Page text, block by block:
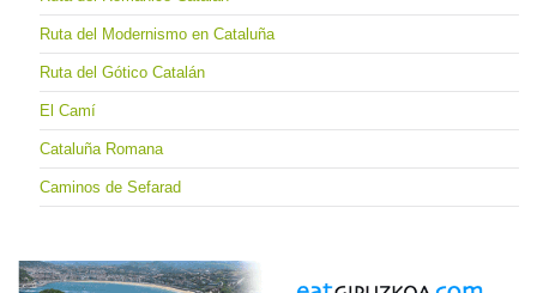
Ruta del Modernismo en Cataluña
Ruta del Gótico Catalán
El Camí
Cataluña Romana
Caminos de Sefarad